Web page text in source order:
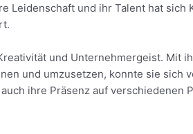
Leidenschaft und ihr Talent hat sich
und Unternehmergeist. Mit
und umzusetzen, konnte sie sich
ihre Präsenz auf verschiedenen